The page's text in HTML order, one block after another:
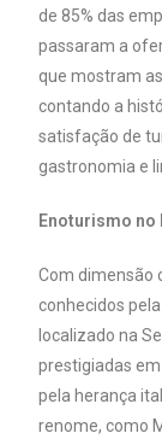
de 85% das
passaram a
que mostram
contando a
satisfação de
gastronomia e
Enoturismo no
Com dimensão
conhecidos
localizado na
prestigiadas
pela herança
renome, como